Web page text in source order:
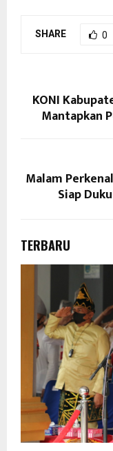
SHARE 0
KONI
Mantapkan
Malam
Siap
TERBARU